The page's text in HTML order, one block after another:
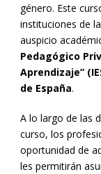
género. Este
instituciones de
auspicio
Pedagógico
Aprendizaje”
de España.
A lo largo de las
curso, los
oportunidad de
les permitirán